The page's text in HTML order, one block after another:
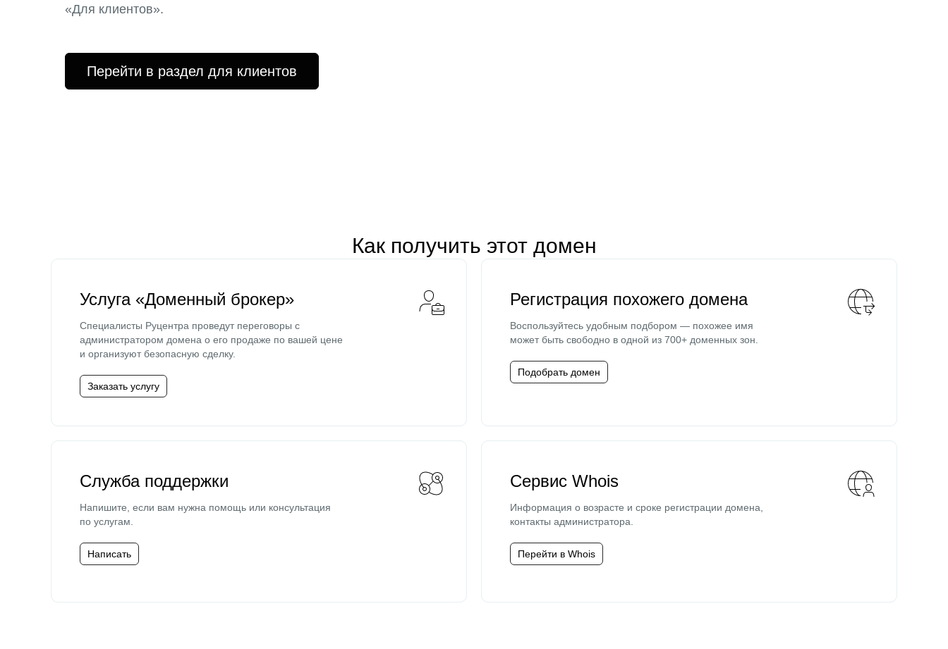
«Для клиентов».
Перейти в раздел для клиентов
Как получить этот домен
Услуга «Доменный брокер»
Специалисты Руцентра проведут переговоры с
администратором домена о его продаже по вашей цене
и организуют безопасную сделку.
Заказать услугу
Регистрация похожего домена
Воспользуйтесь удобным подбором — похожее имя
может быть свободно в одной из 700+ доменных зон.
Подобрать домен
Служба поддержки
Напишите, если вам нужна помощь или консультация
по услугам.
Написать
Сервис Whois
Информация о возрасте и сроке регистрации домена,
контакты администратора.
Перейти в Whois